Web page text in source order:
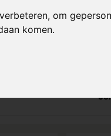
om
komen.